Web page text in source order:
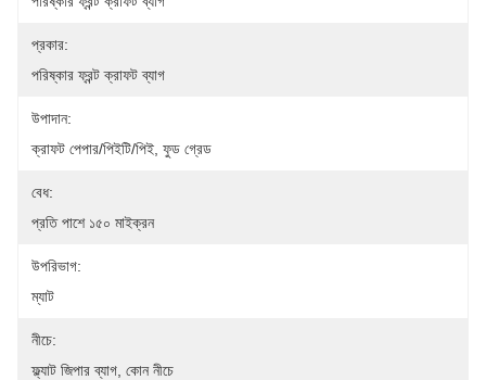
প্রকার:
পরিষ্কার ফ্রন্ট ক্রাফট ব্যাগ
উপাদান:
ক্রাফট পেপার/পিইটি/পিই, ফুড গ্রেড
বেধ:
প্রতি পাশে ১৫০ মাইক্রন
উপরিভাগ:
ম্যাট
নীচে:
ফ্ল্যাট জিপার ব্যাগ, কোন নীচে